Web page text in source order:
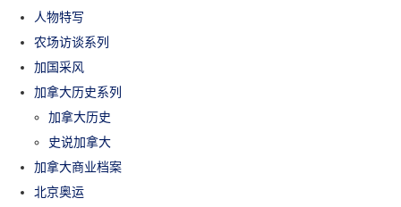
人物特写
农场访谈系列
加国采风
加拿大历史系列
加拿大历史
史说加拿大
加拿大商业档案
北京奥运